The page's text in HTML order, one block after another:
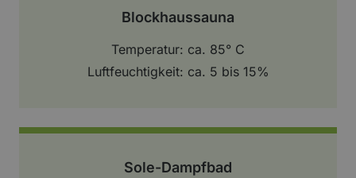
Blockhaussauna
Temperatur: ca. 85° C
Luftfeuchtigkeit: ca. 5 bis 15%
Sole-Dampfbad